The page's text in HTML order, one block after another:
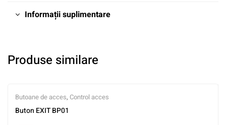
Informații suplimentare
Produse similare
Butoane de acces, Control acces
Buton EXIT BP01